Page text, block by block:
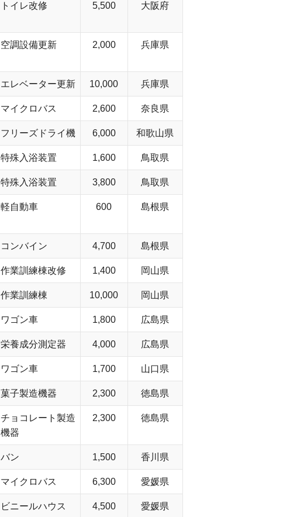
トイレ改修 5,500 大阪府
空調設備更新 2,000 兵庫県
エレベーター更新 10,000 兵庫県
マイクロバス 2,600 奈良県
フリーズドライ機 6,000 和歌山県
特殊入浴装置 1,600 鳥取県
特殊入浴装置 3,800 鳥取県
軽自動車 600 島根県
コンバイン 4,700 島根県
作業訓練棟改修 1,400 岡山県
作業訓練棟 10,000 岡山県
ワゴン車 1,800 広島県
栄養成分測定器 4,000 広島県
ワゴン車 1,700 山口県
菓子製造機器 2,300 徳島県
チョコレート製造
機器
2,300 徳島県
バン 1,500 香川県
マイクロバス 6,300 愛媛県
ビニールハウス 4,500 愛媛県